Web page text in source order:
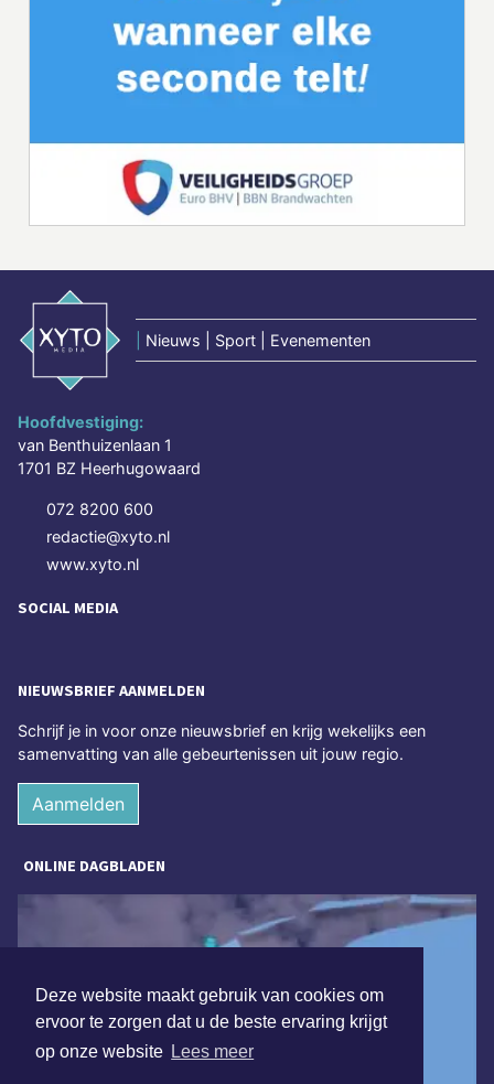
Deze website maakt gebruik van cookies om
ervoor te zorgen dat u de beste ervaring krijgt
op onze website Lees meer
Nieuws | Sport | Evenementen
Hoofdvestiging:
van Benthuizenlaan 1
1701 BZ Heerhugowaard
072 8200 600
redactie@xyto.nl
www.xyto.nl
SOCIAL MEDIA
NIEUWSBRIEF AANMELDEN
Schrijf je in voor onze nieuwsbrief en krijg wekelijks een
samenvatting van alle gebeurtenissen uit jouw regio.
Aanmelden
ONLINE DAGBLADEN